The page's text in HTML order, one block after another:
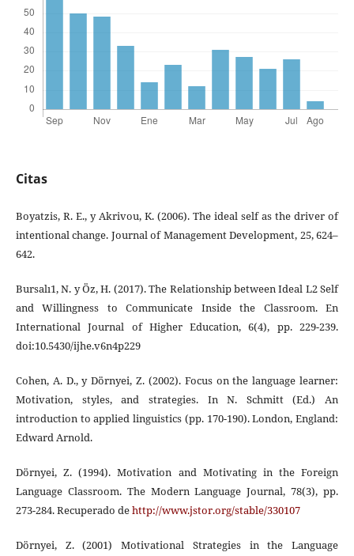
Citas
Boyatzis, R. E., y Akrivou, K. (2006). The ideal self as the driver of
intentional change. Journal of Management Development, 25, 624–
642.
Bursalı1, N. y Öz, H. (2017). The Relationship between Ideal L2 Self
and Willingness to Communicate Inside the Classroom. En
International Journal of Higher Education, 6(4), pp. 229-239.
doi:10.5430/ijhe.v6n4p229
Cohen, A. D., y Dörnyei, Z. (2002). Focus on the language learner:
Motivation, styles, and strategies. In N. Schmitt (Ed.) An
introduction to applied linguistics (pp. 170-190). London, England:
Edward Arnold.
Dörnyei, Z. (1994). Motivation and Motivating in the Foreign
Language Classroom. The Modern Language Journal, 78(3), pp.
273-284. Recuperado dehttp://www.jstor.org/stable/330107
Dörnyei, Z. (2001) Motivational Strategies in the Language